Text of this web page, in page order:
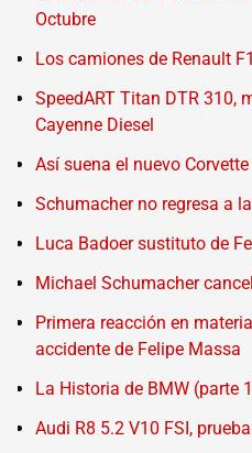
Octubre
Los camiones de Renault
SpeedART Titan DTR 310,
Cayenne Diesel
Así suena el nuevo Corvette
Schumacher no regresa a
Luca Badoer sustituto de
Michael Schumacher
Primera reacción en
accidente de Felipe Massa
La Historia de BMW (parte
Audi R8 5.2 V10 FSI,